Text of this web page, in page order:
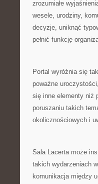
zrozumiałe
wesele, urodziny,
decyzje, uniknąć
pełnić funkcję
Portal wyróżnia się
poważne
się inne elementy niż
poruszaniu takich
okolicznościowych i
Sala Lacerta może
takich wydarzeniach
komunikacja między